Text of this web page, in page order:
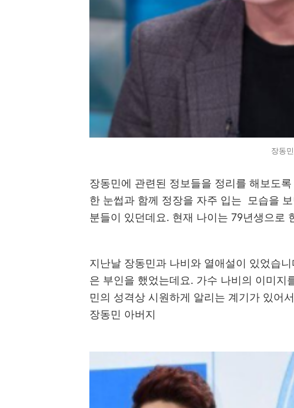
장동
장동민에 관련된 정보들을 정리를 해보도
한 눈썹과 함께 정장을 자주 입는 모습을
분들이 있던데요. 현재 나이는 79년생으로
지난날 장동민과 나비와 열애설이 있었습
은 부인을 했었는데요. 가수 나비의 이미지
민의 성격상 시원하게 알리는 계기가 있어
장동민 아버지